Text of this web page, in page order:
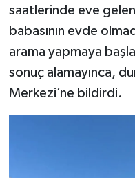
saatlerinde eve
babasının evde
arama yapmaya
sonuç alamayınca,
Merkezi’ne bildirdi.